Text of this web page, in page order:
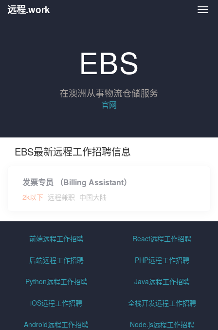
远
远程.work
EBS
在澳洲从事物流仓储服务
官网
EBS最新远程工作招聘信息
发票专员 （Billing Assistant）
2k以下 远程兼职 中国大陆
前端远程工作招聘 React远程工作招聘
后端远程工作招聘 PHP远程工作招聘
Python远程工作招聘 Java远程工作招聘
iOS远程工作招聘 全栈开发远程工作招聘
Android远程工作招聘 Node.js远程工作招聘